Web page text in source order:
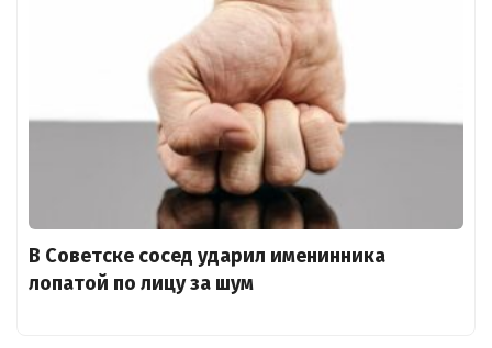
В Советске сосед ударил именинника
лопатой по лицу за шум